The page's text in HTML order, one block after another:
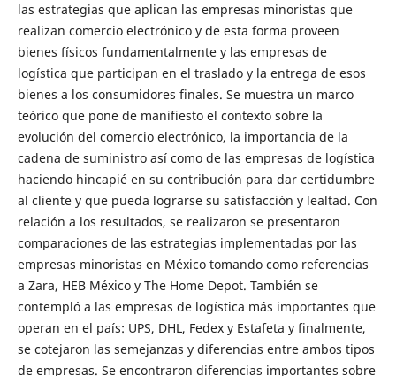
las estrategias que aplican las empresas minoristas que
realizan comercio electrónico y de esta forma proveen
bienes físicos fundamentalmente y las empresas de
logística que participan en el traslado y la entrega de esos
bienes a los consumidores finales. Se muestra un marco
teórico que pone de manifiesto el contexto sobre la
evolución del comercio electrónico, la importancia de la
cadena de suministro así como de las empresas de logística
haciendo hincapié en su contribución para dar certidumbre
al cliente y que pueda lograrse su satisfacción y lealtad. Con
relación a los resultados, se realizaron se presentaron
comparaciones de las estrategias implementadas por las
empresas minoristas en México tomando como referencias
a Zara, HEB México y The Home Depot. También se
contempló a las empresas de logística más importantes que
operan en el país: UPS, DHL, Fedex y Estafeta y finalmente,
se cotejaron las semejanzas y diferencias entre ambos tipos
de empresas. Se encontraron diferencias importantes sobre